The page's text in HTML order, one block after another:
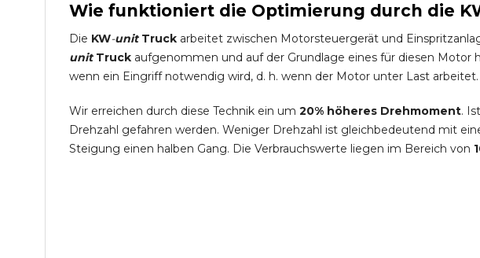
Wie funktioniert die Optimierung durch die
Die KW-unit Truck arbeitet zwischen Motorsteuergerät und
unit Truck aufgenommen und auf der Grundlage eines für diesen
wenn ein Eingriff notwendig wird, d. h. wenn der Motor unter Last arbeitet.
Wir erreichen durch diese Technik ein um 20% höheres Drehmoment.
Drehzahl gefahren werden. Weniger Drehzahl ist gleichbedeutend mit
Steigung einen halben Gang. Die Verbrauchswerte liegen im Bereich von